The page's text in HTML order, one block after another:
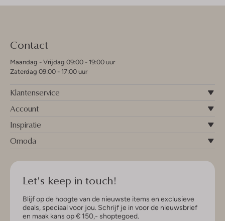
Contact
Maandag - Vrijdag 09:00 - 19:00 uur
Zaterdag 09:00 - 17:00 uur
Klantenservice
Account
Inspiratie
Omoda
Let's keep in touch!
Blijf op de hoogte van de nieuwste items en exclusieve
deals, speciaal voor jou. Schrijf je in voor de nieuwsbrief
en maak kans op € 150,- shoptegoed.